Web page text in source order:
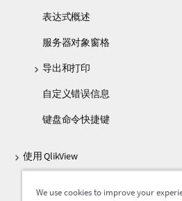
表达式概述
服务器对象窗格
导出和打印
自定义错误信息
键盘命令快捷键
使用 QlikView
We use cookies to improve your